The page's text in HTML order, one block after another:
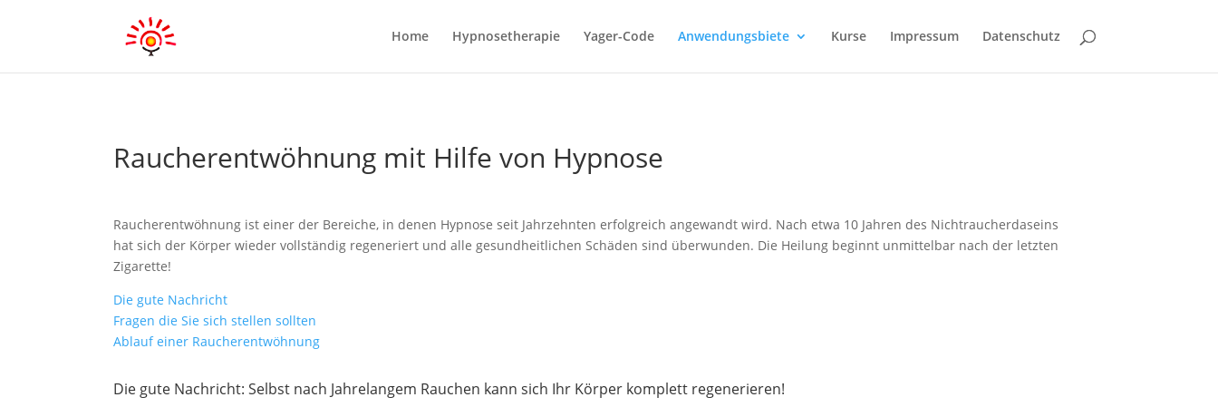
Home Hypnosetherapie Yager-Code Anwendungsbiete Kurse Impressum Datenschutz
Raucherentwöhnung mit Hilfe von Hypnose
Raucherentwöhnung ist einer der Bereiche, in denen Hypnose seit Jahrzehnten erfolgreich angewandt wird. Nach etwa 10 Jahren des Nichtraucherdaseins
hat sich der Körper wieder vollständig regeneriert und alle gesundheitlichen Schäden sind überwunden. Die Heilung beginnt unmittelbar nach der letzten
Zigarette!
Die gute Nachricht
Fragen die Sie sich stellen sollten
Ablauf einer Raucherentwöhnung
Die gute Nachricht: Selbst nach Jahrelangem Rauchen kann sich Ihr Körper komplett regenerieren!